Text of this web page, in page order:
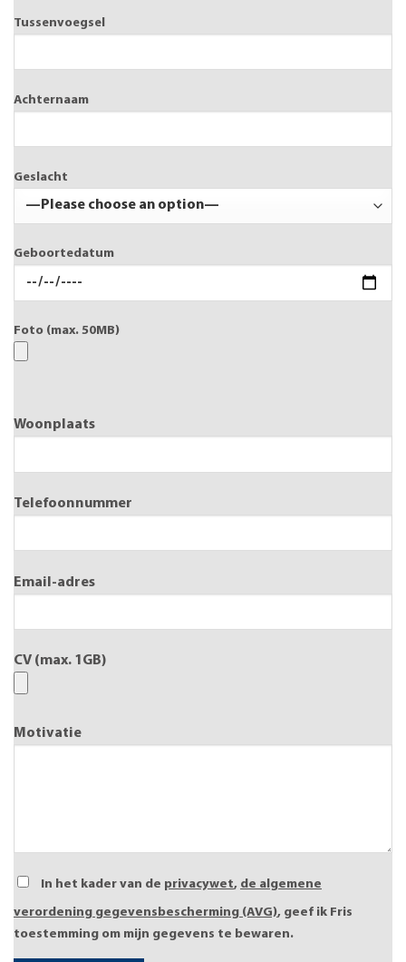
Tussenvoegsel
Achternaam
Geslacht
Geboortedatum
Foto (max. 50MB)
Woonplaats
Telefoonnummer
Email-adres
CV (max. 1GB)
Motivatie
In het kader van de privacywet, de algemene
verordening gegevensbescherming (AVG), geef ik Fris
toestemming om mijn gegevens te bewaren.